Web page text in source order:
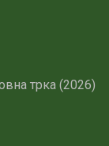
трка (2026)